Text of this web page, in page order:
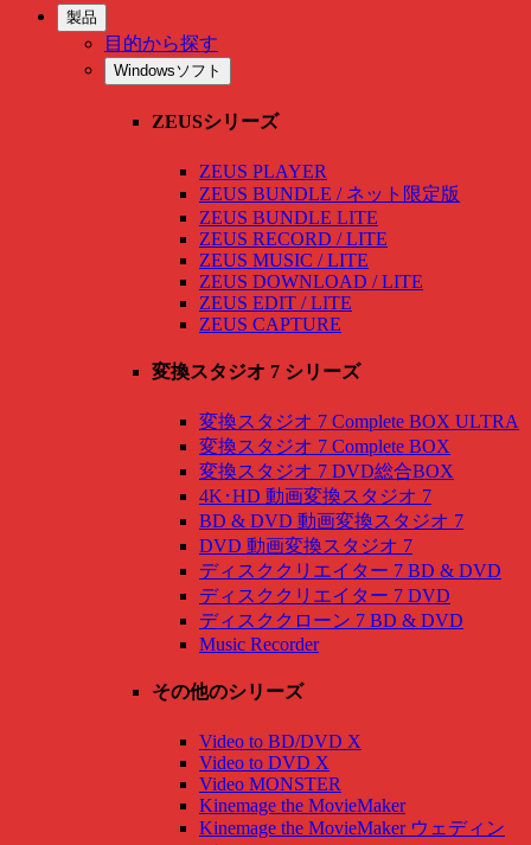
製品
目的から探す
Windowsソフト
ZEUSシリーズ
ZEUS PLAYER
ZEUS BUNDLE / ネット限定版
ZEUS BUNDLE LITE
ZEUS RECORD / LITE
ZEUS MUSIC / LITE
ZEUS DOWNLOAD / LITE
ZEUS EDIT / LITE
ZEUS CAPTURE
変換スタジオ 7 シリーズ
変換スタジオ 7 Complete BOX ULTRA
変換スタジオ 7 Complete BOX
変換スタジオ 7 DVD総合BOX
4K･HD 動画変換スタジオ 7
BD & DVD 動画変換スタジオ 7
DVD 動画変換スタジオ 7
ディスククリエイター 7 BD & DVD
ディスククリエイター 7 DVD
ディスククローン 7 BD & DVD
Music Recorder
その他のシリーズ
Video to BD/DVD X
Video to DVD X
Video MONSTER
Kinemage the MovieMaker
Kinemage the MovieMaker ウェディン